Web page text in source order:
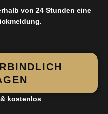
von 24 Stunden eine
kostenlos